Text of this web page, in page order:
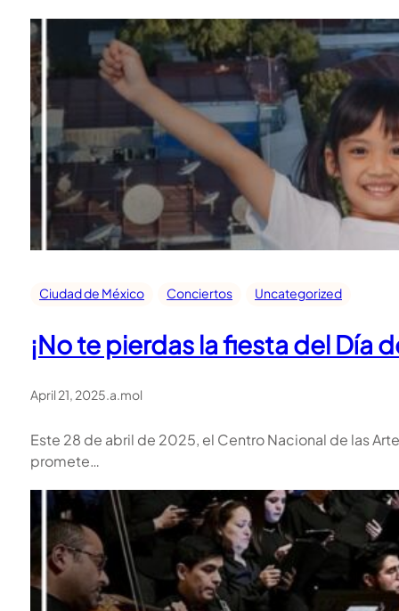
Ciudad de México Conciertos Uncategorized
¡No te pierdas la fiesta del Día
April 21, 2025 a.mol
Este 28 de abril de 2025, el Centro Nacional de las
promete…